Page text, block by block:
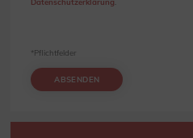
ABSENDEN
*Pflichtfelder